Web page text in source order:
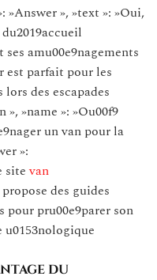
»Answer », »text »: »Oui,
amu00e9nagements
est parfait pour les
des escapades
», »name »: »Ou00f9
un van pour la
»:
sitevan
propose des guides
pour pru00e9parer son
u0153nologique
du